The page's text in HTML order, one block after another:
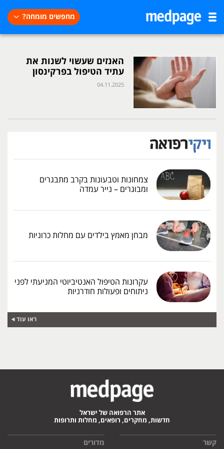
מחפשים מומחה?
האנזים שעשוי לשנות את
עתיד הטיפול בפרקינסון
04.11.2025
צמחונות וטבעונות בקרב מתבגרים
ומבוגרים – נייר עמדה
מבחן מאמץ בילדים עם מחלות כרוניות
עקרונות הטיפול האנטיביוטי המניעתי לפני
ניתוחים ופעולות חודרניות
ראו עוד
אתר הרפואה של ישראל
חדשות, מחקרים, רופאים, מחלות ותרופות
קשר מדורים